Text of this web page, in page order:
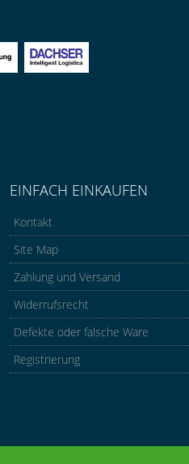
EINFACH EINKAUFEN
Kontakt
Site Map
Zahlung und Versand
Widerrufsrecht
Defekte oder falsche Ware
Registrierung